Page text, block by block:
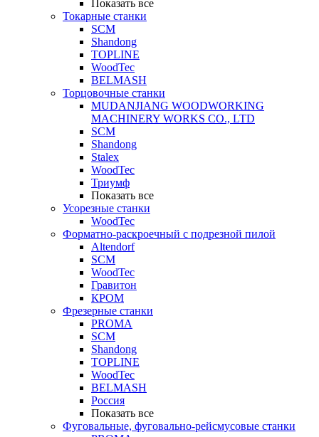
Показать все
Токарные станки
SCM
Shandong
TOPLINE
WoodTec
BELMASH
Торцовочные станки
MUDANJIANG WOODWORKING
MACHINERY WORKS CO., LTD
SCM
Shandong
Stalex
WoodTec
Триумф
Показать все
Усорезные станки
WoodTec
Форматно-раскроечный с подрезной пилой
Altendorf
SCM
WoodTec
Гравитон
КРОМ
Фрезерные станки
PROMA
SCM
Shandong
TOPLINE
WoodTec
BELMASH
Россия
Показать все
Фуговальные, фуговально-рейсмусовые станки